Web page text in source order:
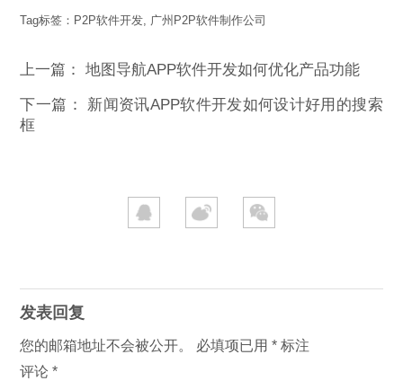
Tag标签： P2P软件开发 广州P2P软件制作公司
上一篇：地图导航APP软件开发如何优化产品功能
下一篇： 新闻资讯APP软件开发如何设计好用的搜索
框
发表回复
您的邮箱地址不会被公开。 必填项已用* 标注
评论*